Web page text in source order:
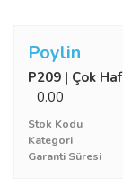
Poylin
P209 | Çok
0.00
Stok Kodu
Kategori
Garanti Süresi